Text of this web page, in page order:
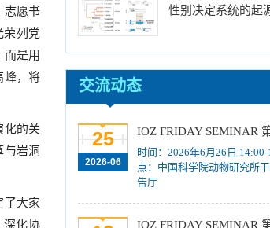
志愿书
荣列党
而是用
峰，将
化的关
岩洞
了大家
深化协
中国科学院动物研究所2026年优秀
营活动招募计划
中国科学院动物研究所2026年招
究生复试规程[2026-03-16]
中国科学院动物研究所2026年博士
01-22]
中国科学院动物研究所2026年博士
核”制业务课笔试、面试总体要求及规
中国科学院动物研究所2026年博士
性别决定系统的起
交流动态
25
2026-06
时间：2026年6月26日
点：中国科学院动物研究所
告厅